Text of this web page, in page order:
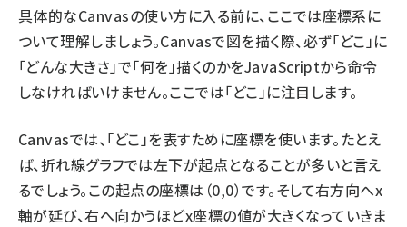
abc123 (1352)
ai crunch (1348)
具体的なCanvasの使い方に入る前に、ここでは座標系に
ついて理解しましょう。Canvasで図を描く際、必ず「どこ」に
「どんな大きさ」で「何を」描くのかをJavaScriptから命令
しなければいけません。ここでは「どこ」に注目します。
Canvasでは、「どこ」を表すために座標を使います。たとえ
ば、折れ線グラフでは左下が起点となることが多いと言え
るでしょう。この起点の座標は（0,0）です。そして右方向へx
軸が延び、右へ向かうほどx座標の値が大きくなっていきま